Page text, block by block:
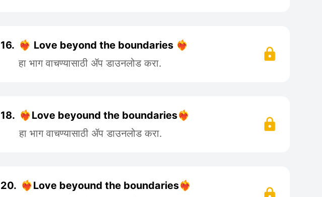
16. ❤️‍🔥 Love beyond the boundaries ❤️‍🔥
हा भाग वाचण्यासाठी ॲप डाउनलोड करा.
18. ❤️‍🔥Love beyound the boundaries❤️‍🔥
हा भाग वाचण्यासाठी ॲप डाउनलोड करा.
20. ❤️‍🔥Love beyound the boundaries❤️‍🔥